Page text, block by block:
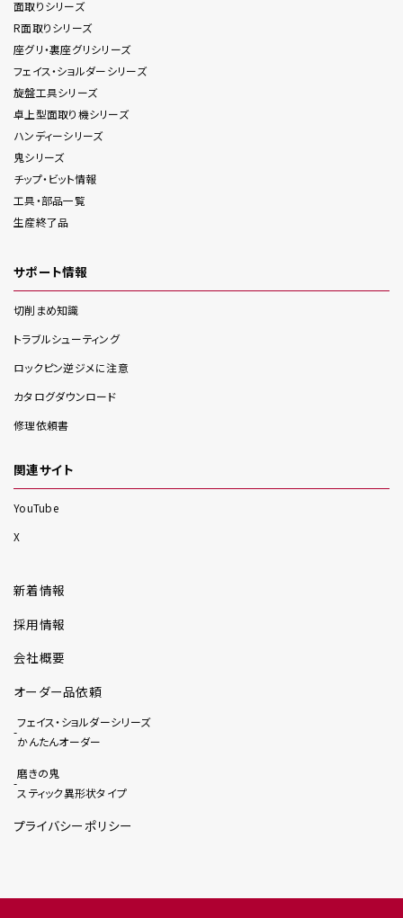
面取りシリーズ
R面取りシリーズ
座グリ・裏座グリシリーズ
フェイス・ショルダーシリーズ
旋盤工具シリーズ
卓上型面取り機シリーズ
ハンディーシリーズ
鬼シリーズ
チップ・ビット情報
工具・部品一覧
生産終了品
サポート情報
切削まめ知識
トラブルシューティング
ロックピン逆ジメに注意
カタログダウンロード
修理依頼書
関連サイト
YouTube
X
新着情報
採用情報
会社概要
オーダー品依頼
フェイス・ショルダーシリーズ
かんたんオーダー
磨きの鬼
スティック異形状タイプ
プライバシーポリシー